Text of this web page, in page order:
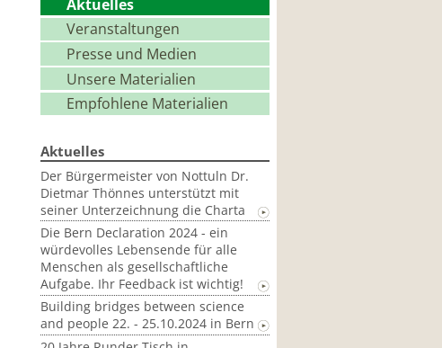
Aktuelles
Veranstaltungen
Presse und Medien
Unsere Materialien
Empfohlene Materialien
Aktuelles
Der Bürgermeister von Nottuln Dr.
Dietmar Thönnes unterstützt mit
seiner Unterzeichnung die Charta
Die Bern Declaration 2024 - ein
würdevolles Lebensende für alle
Menschen als gesellschaftliche
Aufgabe. Ihr Feedback ist wichtig!
Building bridges between science
and people 22. - 25.10.2024 in Bern